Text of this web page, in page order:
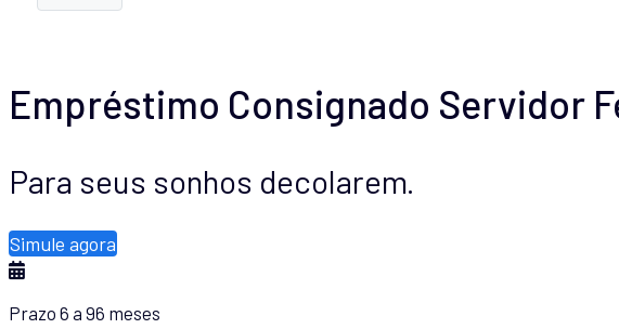
Empréstimo Consignado Servidor
Para seus sonhos decolarem.
Simule agora
Prazo 6 a 96 meses